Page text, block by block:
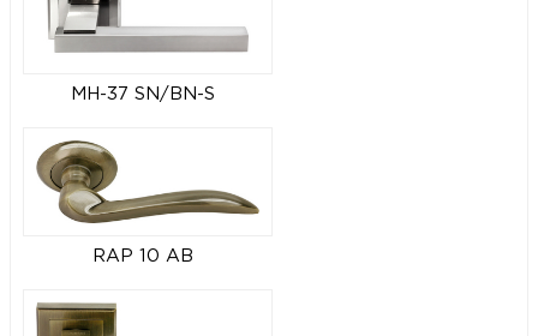
MH-37 SN/BN-S
RAP 10 AB